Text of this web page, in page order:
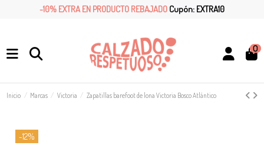
-10% EXTRA EN PRODUCTO REBAJADO Cupón: EXTRA10
0
Inicio Marcas Victoria Zapatillas barefoot de lona Victoria Bosco Atlántico
-12%